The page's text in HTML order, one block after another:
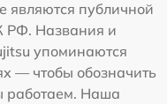
являются публичной
РФ. Названия и
упоминаются
— чтобы обозначить
работаем. Наша